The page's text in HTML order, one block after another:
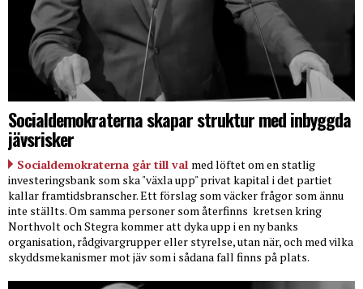
Socialdemokraterna skapar struktur med inbyggda
jävsrisker
Socialdemokraterna går till val med löftet om en statlig
investeringsbank som ska "växla upp" privat kapital i det partiet
kallar framtidsbranscher. Ett förslag som väcker frågor som ännu
inte ställts. Om samma personer som återfinns kretsen kring
Northvolt och Stegra kommer att dyka upp i en ny banks
organisation, rådgivargrupper eller styrelse, utan när, och med vilka
skyddsmekanismer mot jäv som i sådana fall finns på plats.